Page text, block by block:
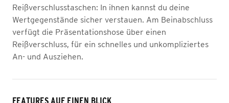
Reißverschlusstaschen: In ihnen kannst du deine
Wertgegenstände sicher verstauen. Am Beinabschluss
verfügt die Präsentationshose über einen
Reißverschluss, für ein schnelles und unkompliziertes
An- und Ausziehen.
FEATURES AUF EINEN BLICK